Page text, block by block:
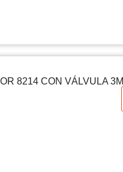
8214 CON VÁLVULA 3M